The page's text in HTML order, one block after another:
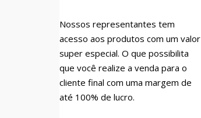
Nossos representantes tem
acesso aos produtos com um valor
super especial. O que possibilita
que você realize a venda para o
cliente final com uma margem de
até 100% de lucro.